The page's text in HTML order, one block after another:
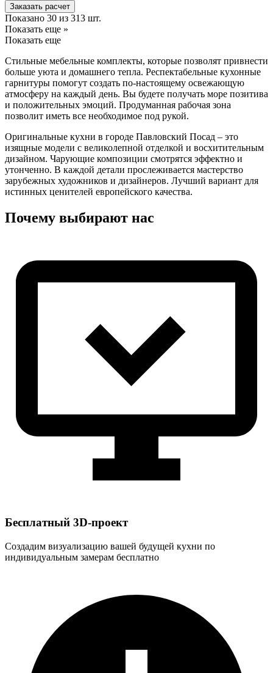
Заказать расчет
Показано 30 из 313 шт.
Показать еще »
Показать еще
Стильные мебельные комплекты, которые позволят привнести
больше уюта и домашнего тепла. Респектабельные кухонные
гарнитуры помогут создать по-настоящему освежающую
атмосферу на каждый день. Вы будете получать море позитива
и положительных эмоций. Продуманная рабочая зона
позволит иметь все необходимое под рукой.
Оригинальные кухни в городе Павловский Посад – это
изящные модели с великолепной отделкой и восхитительным
дизайном. Чарующие композиции смотрятся эффектно и
утонченно. В каждой детали прослеживается мастерство
зарубежных художников и дизайнеров. Лучший вариант для
истинных ценителей европейского качества.
Почему выбирают нас
Бесплатный 3D-проект
Создадим визуализацию вашей будущей кухни по
индивидуальным замерам бесплатно